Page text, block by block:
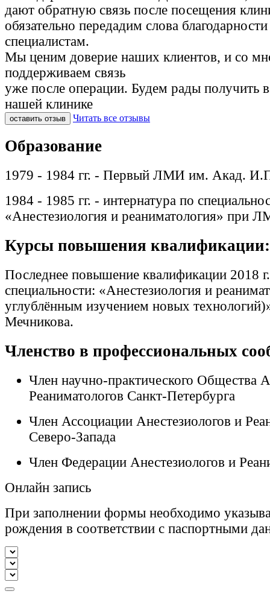
дают обратную связь после посещения
обязательно передадим слова
специалистам.
Мы ценим доверие наших клиентов, и со
поддерживаем связь
уже после операции. Будем рады получить
нашей клинике
оставить отзыв Читать все отзывы
Образование
1979 - 1984 гг. - Первый ЛМИ им. Акад.
1984 - 1985 гг. - интернатура по
«Анестезиология и реаниматология» при
Курсы повышения квалификации:
Последнее повышение квалификации 2018
специальности: «Анестезиология и
углублённым изучением новых
Мечникова.
Членство в профессиональных
Член научно-практического Общества
Реаниматологов Санкт-Петербурга
Член Ассоциации Анестезиологов и
Северо-Запада
Член Федерации Анестезиологов и
Онлайн запись
При заполнении формы необходимо
рождения в соответствии с паспортными